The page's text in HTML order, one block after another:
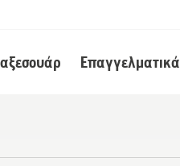
Επαγγελματικά